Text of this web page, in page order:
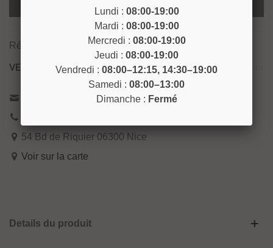
Ajouter Au Panier
Référence: INSECT44
VENEZ NOUS RENCONTRER !
54 Bd de Riquier 06300 Nice
Voir sur la carte
Details du produit
Lundi : 08:00-19:00
Mardi : 08:00-19:00
Mercredi : 08:00-19:00
Jeudi : 08:00-19:00
Vendredi : 08:00–12:15, 14:30–19:00
Samedi : 08:00–13:00
Dimanche : Fermé